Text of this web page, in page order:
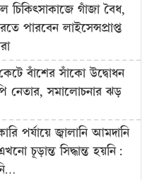
চিকিৎসাকাজে গাঁজা বৈধ,
পারবেন লাইসেন্সপ্রাপ্ত
বাঁশের সাঁকো উদ্বোধন
নেতার, সমালোচনার ঝড়
পর্যায়ে জ্বালানি আমদানি
চূড়ান্ত সিদ্ধান্ত হয়নি: